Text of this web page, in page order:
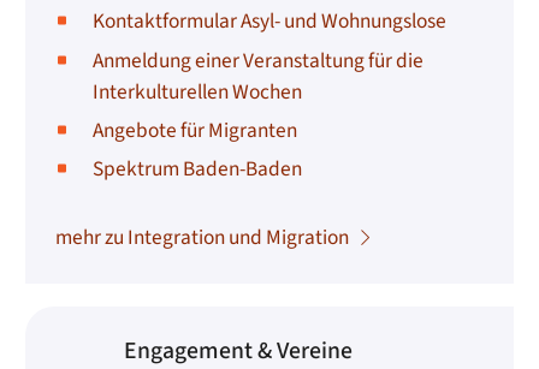
Kontaktformular Asyl- und Wohnungslose
Anmeldung einer Veranstaltung für die
Interkulturellen Wochen
Angebote für Migranten
Spektrum Baden-Baden
mehr zu Integration und Migration
Engagement & Vereine